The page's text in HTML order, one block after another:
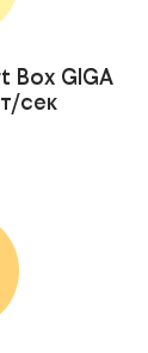
Box GIGA
сек